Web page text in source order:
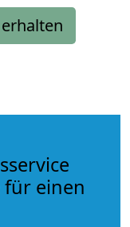
für einen